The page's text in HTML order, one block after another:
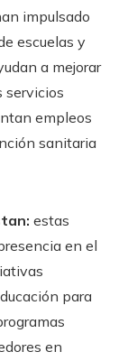
impulsado
escuelas y
a mejorar
servicios
empleos
sanitaria
estas
en el
para
en